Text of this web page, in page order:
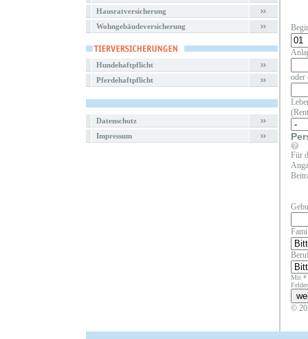
Hausratversicherung
Wohngebäudeversicherung
Hundehaftpflicht
Pferdehaftpflicht
Datenschutz
Impressum
oder
Für
Mit *
©